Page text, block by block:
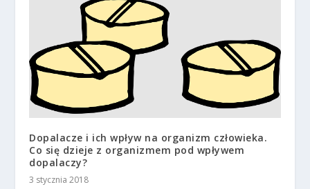
Dopalacze i ich wpływ na organizm człowieka.
Co się dzieje z organizmem pod wpływem
dopalaczy?
3 stycznia 2018